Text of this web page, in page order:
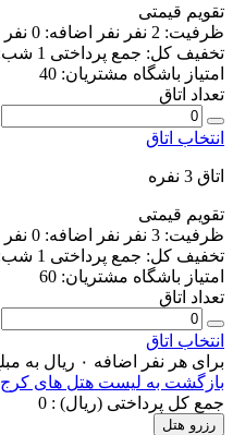
تقویم قیمتی
ظرفیت: 2 نفر نفر اضافه: 0 نفر
تخفیف کل: جمع پرداختی 1 شب:
امتیاز باشگاه مشتریان: 40
تعداد اتاق
انتخاب اتاق
اتاق 3 نفره
تقویم قیمتی
ظرفیت: 3 نفر نفر اضافه: 0 نفر
تخفیف کل: جمع پرداختی 1 شب:
امتیاز باشگاه مشتریان: 60
تعداد اتاق
انتخاب اتاق
برای هر نفر اضافه ۰ ریال به مبلغ صورتحساب افزوده خواهد شد.
بازگشت به لیست هتل های کرج
جمع کل پرداختی (ریال) : 0
رزرو هتل